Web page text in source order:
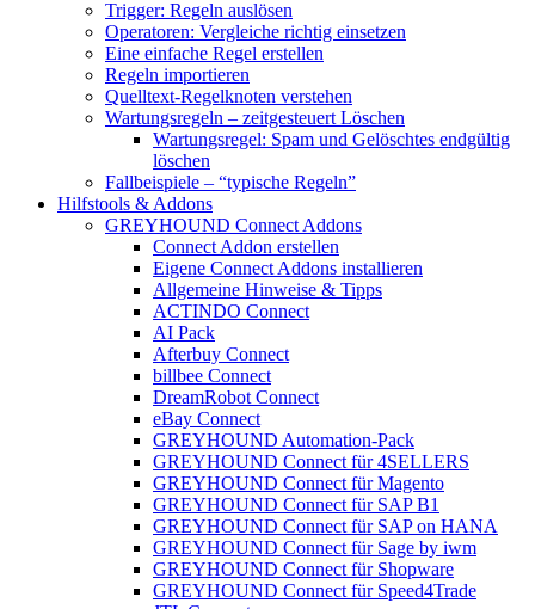
Trigger: Regeln auslösen
Operatoren: Vergleiche richtig einsetzen
Eine einfache Regel erstellen
Regeln importieren
Quelltext-Regelknoten verstehen
Wartungsregeln – zeitgesteuert Löschen
Wartungsregel: Spam und Gelöschtes endgültig
löschen
Fallbeispiele – “typische Regeln”
Hilfstools & Addons
GREYHOUND Connect Addons
Connect Addon erstellen
Eigene Connect Addons installieren
Allgemeine Hinweise & Tipps
ACTINDO Connect
AI Pack
Afterbuy Connect
billbee Connect
DreamRobot Connect
eBay Connect
GREYHOUND Automation-Pack
GREYHOUND Connect für 4SELLERS
GREYHOUND Connect für Magento
GREYHOUND Connect für SAP B1
GREYHOUND Connect für SAP on HANA
GREYHOUND Connect für Sage by iwm
GREYHOUND Connect für Shopware
GREYHOUND Connect für Speed4Trade